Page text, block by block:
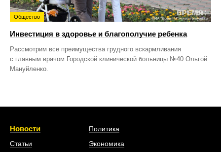
Общество
Инвестиция в здоровье и благополучие ребенка
Рассмотрим все преимущества грудного вскармливания
с главным врачом Городской клинической больницы №40 Ольгой
Мануйленко.
Новости
Статьи
Политика
Экономика